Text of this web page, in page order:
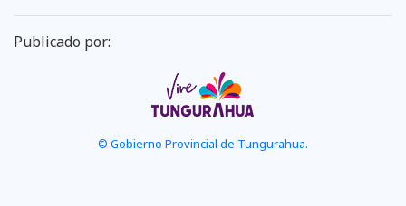
Publicado por:
© Gobierno Provincial de Tungurahua.